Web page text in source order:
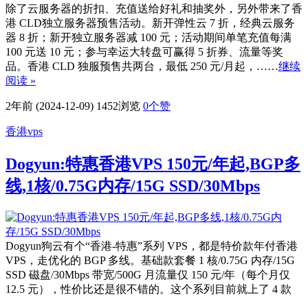
除了云服务器的折扣、充值送给好礼和抽奖外，另外带来了香
港 CLD独立服务器预售活动。新开弹性云 7 折，经典云服务
器 8 折；新开独立服务器减 100 元；活动期间单笔充值每满
100 元送 10 元；参与幸运大转盘可赢得 5 折券、流量等奖
品。香港 CLD 独服预售共两台，最低 250 元/月起，……继续
阅读 »
2年前 (2024-12-09) 1452浏览 0个赞
香港vps
Dogyun:特惠香港VPS 150元/年起,BGP多
线,1核/0.75G内存/15G SSD/30Mbps
Dogyun狗云有个“香港-特惠”系列 VPS，都是特价款年付香港
VPS，走优化的 BGP 多线。基础款套餐 1 核/0.75G 内存/15G
SSD 磁盘/30Mbps 带宽/500G 月流量仅 150 元/年（每个月仅
12.5 元），性价比还是很不错的。这个系列目前就上了 4 款